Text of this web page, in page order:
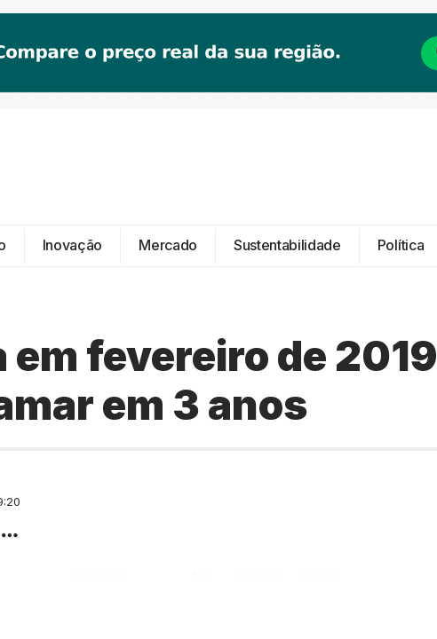
Inovação Mercado Sustentabilidade Política
em fevereiro de 2019
em 3 anos